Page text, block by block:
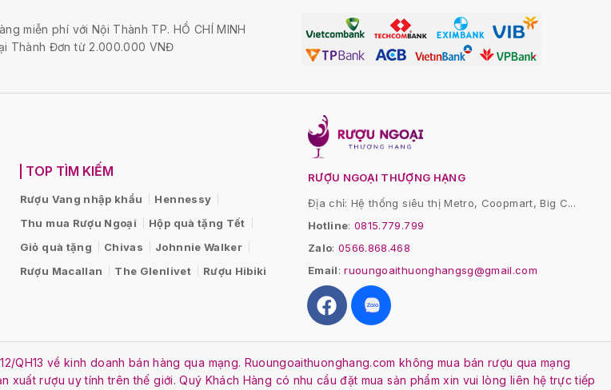
miễn phí với Nội Thành TP. HỒ CHÍ MINH
Thành Đơn từ 2.000.000 VNĐ
TOP TÌM KIẾM
Rượu Vang nhập khẩu
Hennessy
Thu mua Rượu Ngoại
Hộp quà tặng Tết
Giỏ quà tặng
Chivas
Johnnie Walker
Rượu Macallan
The Glenlivet Rượu Hibiki
RƯỢU NGOẠI THƯỢNG HẠNG
Địa chỉ: Hệ thống siêu thị Metro, Coopmart, Big C...
Hotline:0815.779.799
Zalo: 0566.868.468
Email:ruoungoaithuonghangsg@gmail.com
QH13 về kinh doanh bán hàng qua mạng. Ruoungoaithuonghang.com không mua bán rượu qua mạng
rượu uy tính trên thế giới. Quý Khách Hàng có nhu cầu đặt mua sản phẩm xin vui lòng liên hệ trực tiếp